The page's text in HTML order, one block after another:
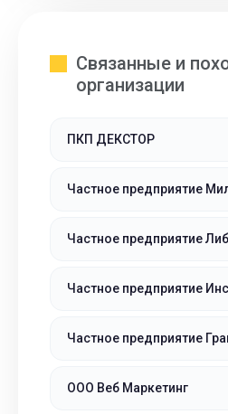
Связанные и
организации
ПКП ДЕКСТОР
Частное предприятие
Частное предприятие
Частное предприятие
Частное предприятие
ООО Веб Маркетинг